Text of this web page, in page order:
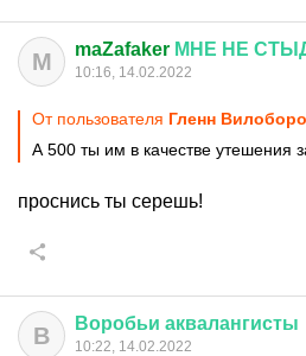
M maZafaker МНЕ НЕ
10:16, 14.02.2022
От пользователя Гленн
А 500 ты им в качестве утешения
проснись ты серешь!
В Воробьи аквалангисты
10:22, 14.02.2022